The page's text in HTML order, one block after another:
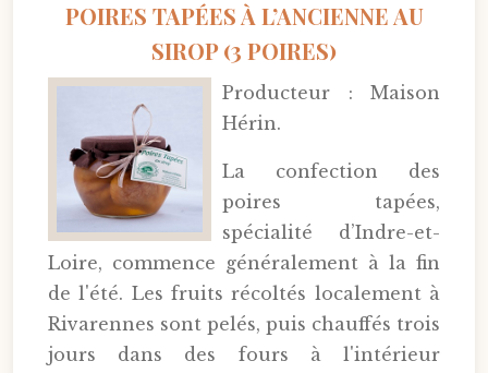
POIRES TAPÉES À L’ANCIENNE AU
SIROP (3 POIRES)
Producteur : Maison
Hérin.
La confection des
poires tapées,
spécialité d’Indre-et-
Loire, commence généralement à la fin
de l'été. Les fruits récoltés localement à
Rivarennes sont pelés, puis chauffés trois
jours dans des fours à l'intérieur